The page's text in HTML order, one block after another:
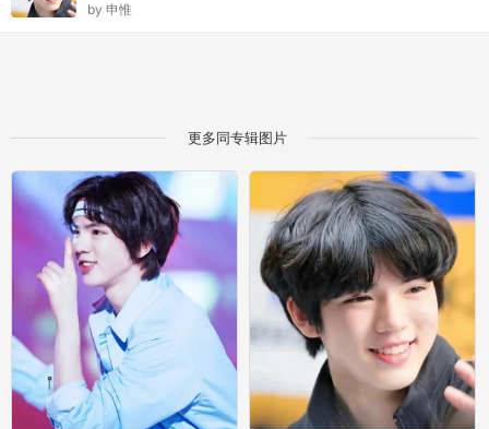
by 申惟
更多同专辑图片